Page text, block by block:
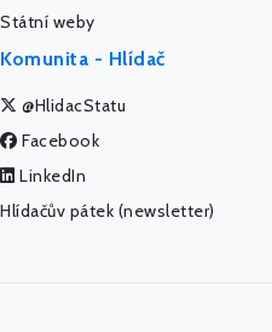
Státní weby
Komunita - Hlídač
@HlidacStatu
Facebook
LinkedIn
Hlídačův pátek (newsletter)